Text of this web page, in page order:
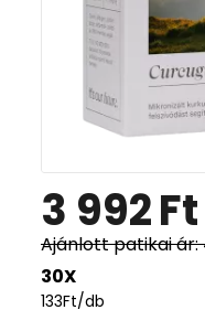
3 992Ft
Ajánlott patikai ár:
30X
133Ft/db